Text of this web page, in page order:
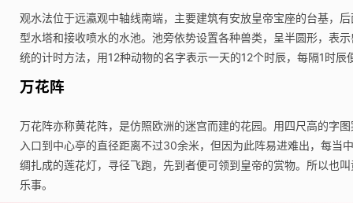
观水法位于远瀛观中轴线南端，主要建筑有安放皇帝宝座的台基，
型水塔和接收喷水的水池。池旁依势设置各种兽类，呈半圆形，表
统的计时方法，用12种动物的名字表示一天的12个时辰，每隔1时辰
万花阵
万花阵亦称黄花阵，是仿照欧洲的迷宫而建的花园。用四尺高的字
入口到中心亭的直径距离不过30余米，但因为此阵易进难出，每当
绸扎成的莲花灯，寻径飞跑，先到者便可领到皇帝的赏物。所以也
乐事。